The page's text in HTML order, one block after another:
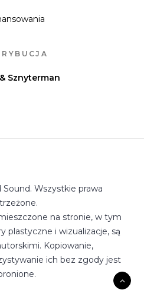
Sznyterman
Wszystkie prawa
na stronie, w tym
plastyczne i wizualizacje, są
Kopiowanie,
ich bez zgody jest